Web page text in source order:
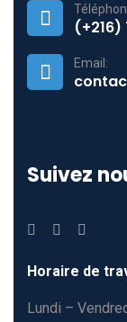
(+216)
Email:
Suivez
Horaire de
Lundi –